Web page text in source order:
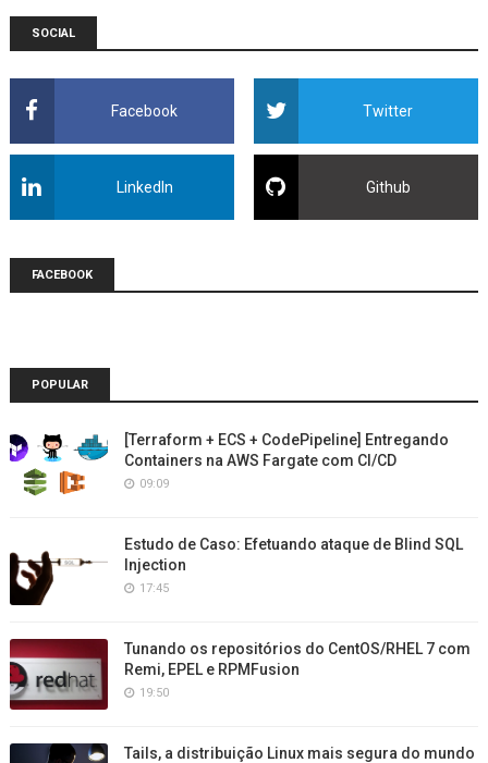
SOCIAL
Facebook Twitter
LinkedIn Github
FACEBOOK
POPULAR
[Terraform + ECS + CodePipeline] Entregando
Containers na AWS Fargate com CI/CD
09:09
Estudo de Caso: Efetuando ataque de Blind SQL
Injection
17:45
Tunando os repositórios do CentOS/RHEL 7 com
Remi, EPEL e RPMFusion
19:50
Tails, a distribuição Linux mais segura do mundo